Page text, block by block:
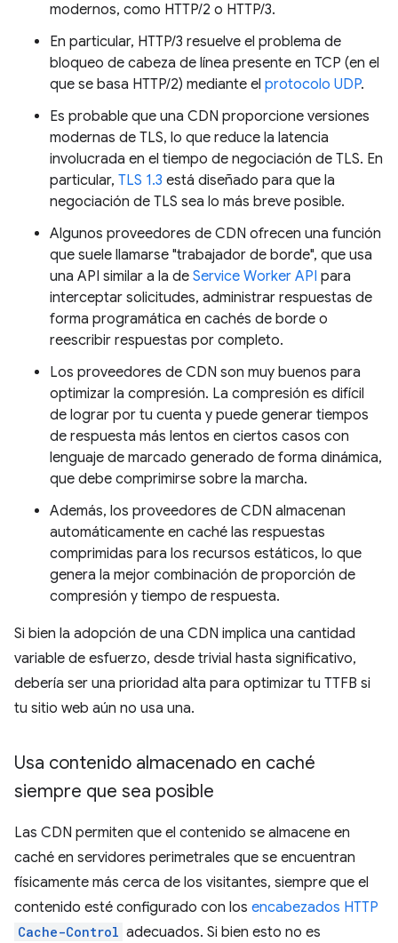
modernos, como HTTP/2 o HTTP/3.
En particular, HTTP/3 resuelve el problema de
bloqueo de cabeza de línea presente en TCP (en el
que se basa HTTP/2) mediante el protocolo UDP.
Es probable que una CDN proporcione versiones
modernas de TLS, lo que reduce la latencia
involucrada en el tiempo de negociación de TLS. En
particular, TLS 1.3 está diseñado para que la
negociación de TLS sea lo más breve posible.
Algunos proveedores de CDN ofrecen una función
que suele llamarse "trabajador de borde", que usa
una API similar a la de Service Worker API para
interceptar solicitudes, administrar respuestas de
forma programática en cachés de borde o
reescribir respuestas por completo.
Los proveedores de CDN son muy buenos para
optimizar la compresión. La compresión es difícil
de lograr por tu cuenta y puede generar tiempos
de respuesta más lentos en ciertos casos con
lenguaje de marcado generado de forma dinámica,
que debe comprimirse sobre la marcha.
Además, los proveedores de CDN almacenan
automáticamente en caché las respuestas
comprimidas para los recursos estáticos, lo que
genera la mejor combinación de proporción de
compresión y tiempo de respuesta.
Si bien la adopción de una CDN implica una cantidad
variable de esfuerzo, desde trivial hasta significativo,
debería ser una prioridad alta para optimizar tu TTFB si
tu sitio web aún no usa una.
Usa contenido almacenado en caché
siempre que sea posible
Las CDN permiten que el contenido se almacene en
caché en servidores perimetrales que se encuentran
físicamente más cerca de los visitantes, siempre que el
contenido esté configurado con los encabezados HTTP
Cache-Control adecuados. Si bien esto no es